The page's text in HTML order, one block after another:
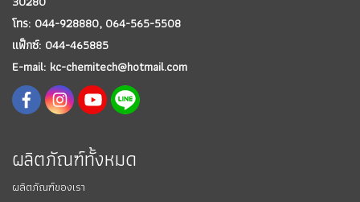
โทร: 044-928880, 064-565-5508
แฟ็กซ์: 044-465885
E-mail: kc-chemitech@hotmail.com
ผลิตภัณฑ์ทั้งหมด
ผลิตภัณฑ์ของเรา